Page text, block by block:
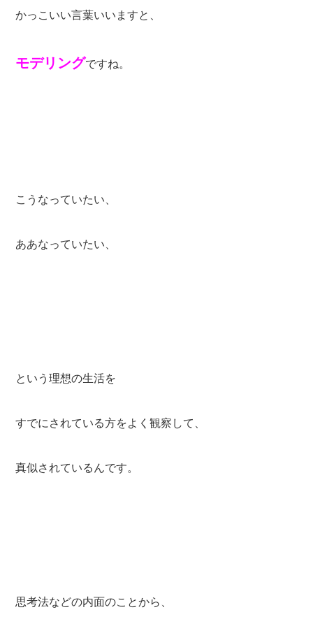
かっこいい言葉いいますと、
モデリングですね。
こうなっていたい、
ああなっていたい、
という理想の生活を
すでにされている方をよく観察して、
真似されているんです。
思考法などの内面のことから、